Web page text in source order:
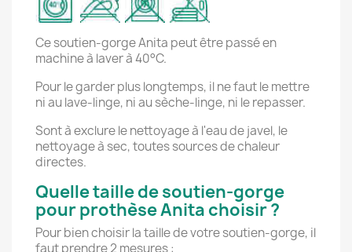
Ce soutien-gorge Anita peut être passé en
machine à laver à 40°C.
Pour le garder plus longtemps, il ne faut le mettre
ni au lave-linge, ni au sèche-linge, ni le repasser.
Sont à exclure le nettoyage à l'eau de javel, le
nettoyage à sec, toutes sources de chaleur
directes.
Quelle taille de soutien-gorge
pour prothèse Anita choisir ?
Pour bien choisir la taille de votre soutien-gorge, il
faut prendre 2 mesures :